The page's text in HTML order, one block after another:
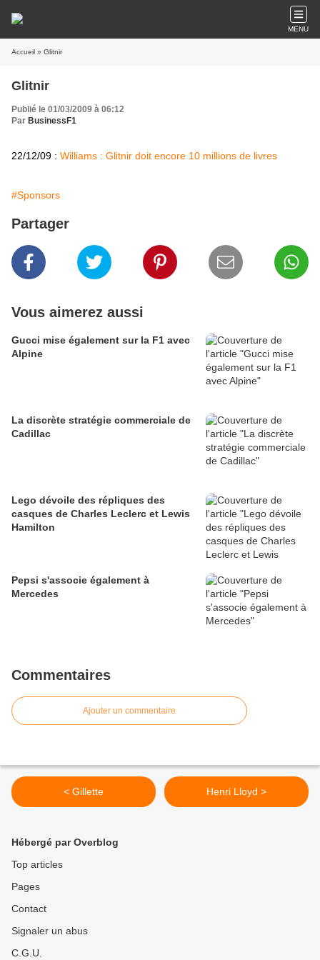
MENU
Accueil » Glitnir
Glitnir
Publié le 01/03/2009 à 06:12
Par BusinessF1
22/12/09 : Williams : Glitnir doit encore 10 millions de livres
#Sponsors
Partager
Vous aimerez aussi
Gucci mise également sur la F1 avec
Alpine
La discrète stratégie commerciale de
Cadillac
Lego dévoile des répliques des
casques de Charles Leclerc et Lewis
Hamilton
Pepsi s'associe également à
Mercedes
Commentaires
Ajouter un commentaire
< Gillette Henri Lloyd >
Hébergé par Overblog
Top articles
Pages
Contact
Signaler un abus
C.G.U.